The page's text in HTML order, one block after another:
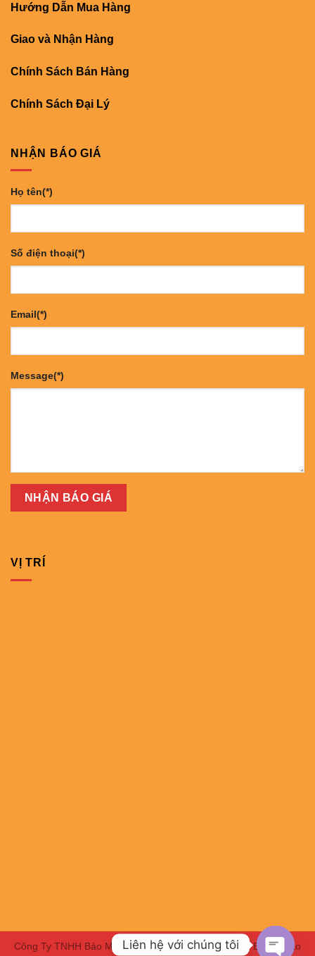
Hướng Dẫn Mua Hàng
Giao và Nhận Hàng
Chính Sách Bán Hàng
Chính Sách Đại Lý
NHẬN BÁO GIÁ
Họ tên(*)
Số điện thoại(*)
Email(*)
Message(*)
VỊ TRÍ
Công Ty TNHH Bảo Minh HBC | Chuyên Đồng phục - Bảo hộ lao
Liên hệ với chúng tôi